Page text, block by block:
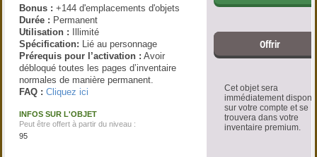
Offrir
Cet objet sera
immédiatement
sur votre compte et se
trouvera dans votre
inventaire premium.
Bonus : +144 d'emplacements d'objets
Durée : Permanent
Utilisation : Illimité
Spécification: Lié au personnage
Prérequis pour l’activation : Avoir
débloqué toutes les pages d’inventaire
normales de manière permanent.
FAQ : Cliquez ici
INFOS SUR L'OBJET
Peut être offert à partir du niveau :
95